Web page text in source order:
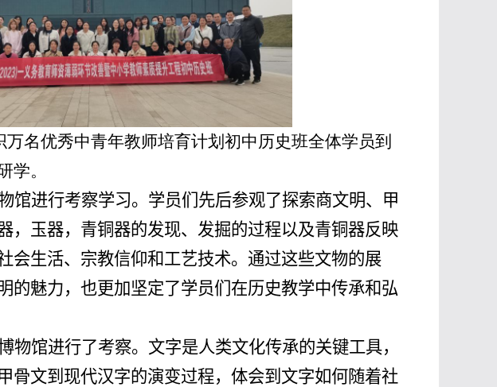
万名优秀中青年教师培育计划初中历史班全体学员到
学。
馆进行考察学习。学员们先后参观了探索商文明、甲
，玉器，青铜器的发现、发掘的过程以及青铜器反映
会生活、宗教信仰和工艺技术。通过这些文物的展
的魅力，也更加坚定了学员们在历史教学中传承和弘
物馆进行了考察。文字是人类文化传承的关键工具，
骨文到现代汉字的演变过程，体会到文字如何随着社